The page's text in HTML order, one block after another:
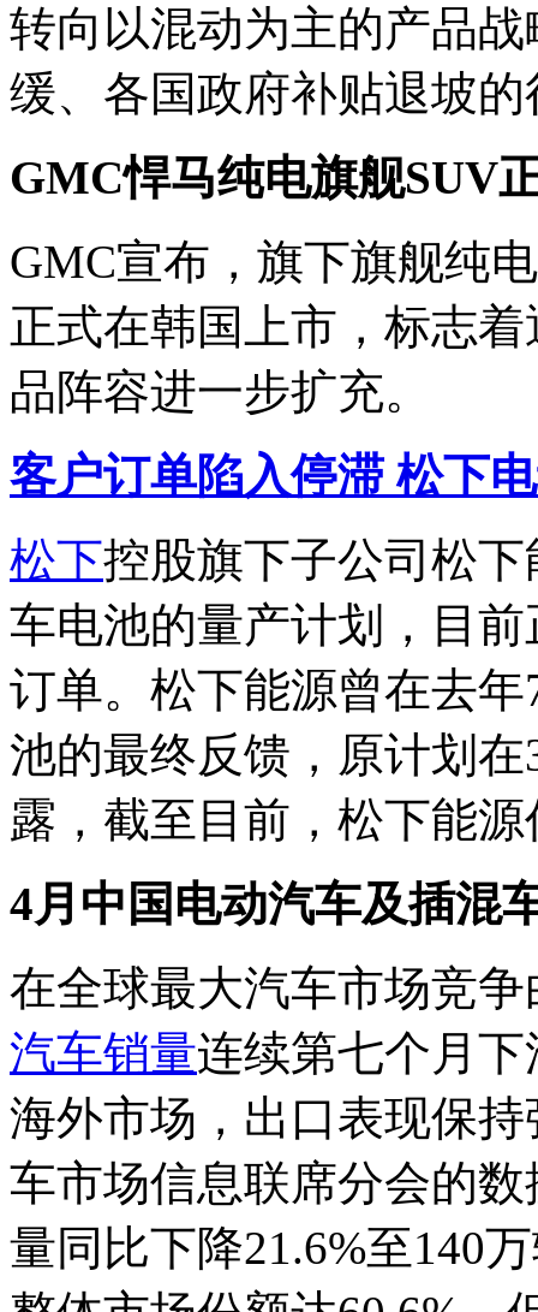
转向以混动为主的产品
缓、各国政府补贴退坡
GMC悍马纯电旗舰SUV
GMC宣布，旗下旗舰纯
正式在韩国上市，标志
品阵容进一步扩充。
客户订单陷入停滞 松下
松下控股旗下子公司松
车电池的量产计划，目
订单。松下能源曾在去
池的最终反馈，原计划
露，截至目前，松下能
4月 中国电动汽车及插混
在全球最大汽车市场竞
汽车销量连续第七个月
海外市场，出口表现保
车市场信息联席分会的
量同比下降21.6%至140